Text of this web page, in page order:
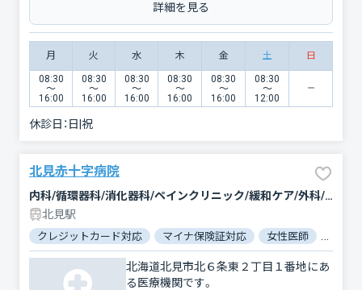
詳細を見る
月 火 水 木 金 土 日
08:30
〜
16:00
08:30
〜
16:00
08:30
〜
16:00
08:30
〜
16:00
08:30
〜
16:00
08:30
〜
12:00
休診日： 日|祝
北見赤十字病院
内科/循環器科/消化器科/ペインクリニック/緩和ケア/外科/脳神経外科/呼吸器外科/整形外科/形成外科/小児科/小児外科/産婦人科/眼科/耳鼻咽喉科/皮膚科/泌尿器科/精神科・神経科/歯科口腔外科/リハビリテーション/放射線科/臨床検査・病理診断/麻酔科
北見駅
クレジットカード対応 マイナ保険証対応 女性医師
北海道北見市北６条東２丁目１番地にあ
る医療機関です。